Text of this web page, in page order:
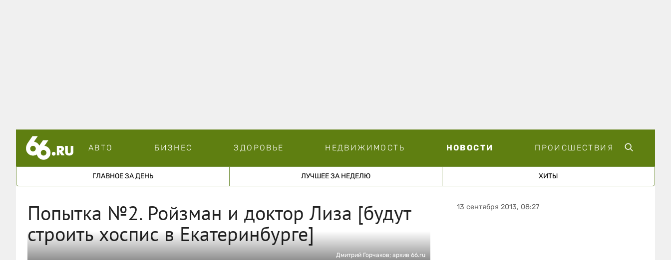
АВТО БИЗНЕС ЗДОРОВЬЕ НЕДВИЖИМОСТЬ НОВОСТИ ПРОИСШЕСТВИЯ
ГЛАВНОЕ ЗА ДЕНЬ ЛУЧШЕЕ ЗА НЕДЕЛЮ ХИТЫ
Попытка №2. Ройзман и доктор Лиза [будут
строить хоспис в Екатеринбурге]
Дмитрий Горчаков; архив 66.ru
13 сентября 2013, 08:27